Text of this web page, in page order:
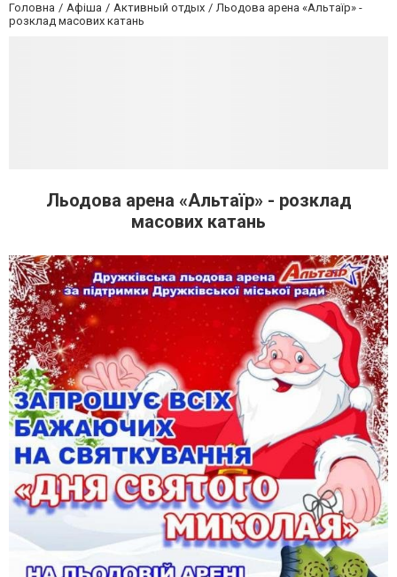
Головна Афіша Активный отдых
Льодова арена «Альтаїр» -
розклад масових катань
Льодова арена «Альтаїр» - розклад
масових катань